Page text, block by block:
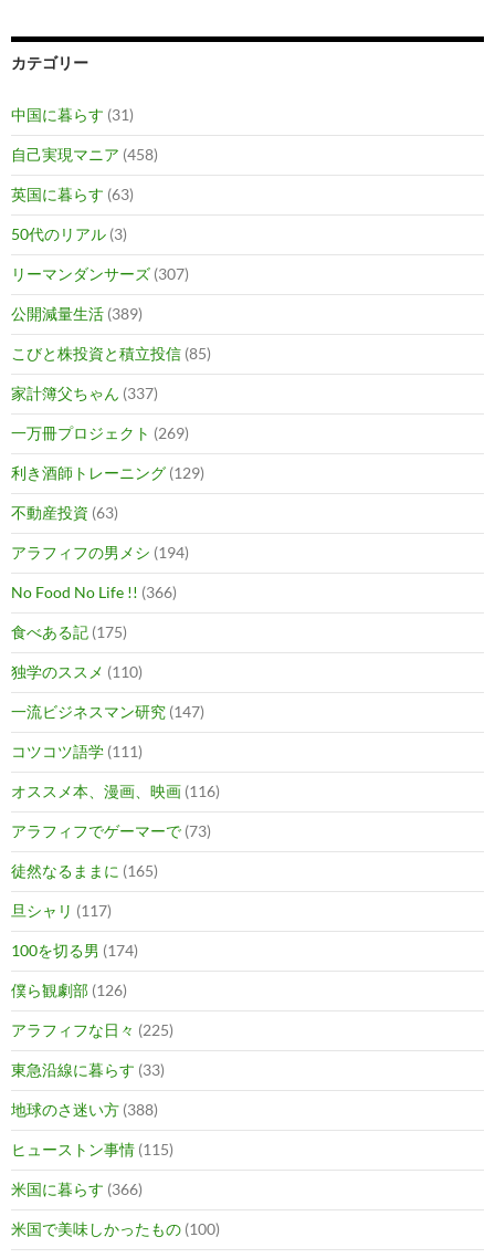
カテゴリー
中国に暮らす (31)
自己実現マニア (458)
英国に暮らす (63)
50代のリアル (3)
リーマンダンサーズ (307)
公開減量生活 (389)
こびと株投資と積立投信 (85)
家計簿父ちゃん (337)
一万冊プロジェクト (269)
利き酒師トレーニング (129)
不動産投資 (63)
アラフィフの男メシ (194)
No Food No Life !! (366)
食べある記 (175)
独学のススメ (110)
一流ビジネスマン研究 (147)
コツコツ語学 (111)
オススメ本、漫画、映画 (116)
アラフィフでゲーマーで (73)
徒然なるままに (165)
旦シャリ (117)
100を切る男 (174)
僕ら観劇部 (126)
アラフィフな日々 (225)
東急沿線に暮らす (33)
地球のさ迷い方 (388)
ヒューストン事情 (115)
米国に暮らす (366)
米国で美味しかったもの (100)